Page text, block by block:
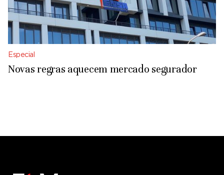
Especial
Novas regras aquecem mercado segurador